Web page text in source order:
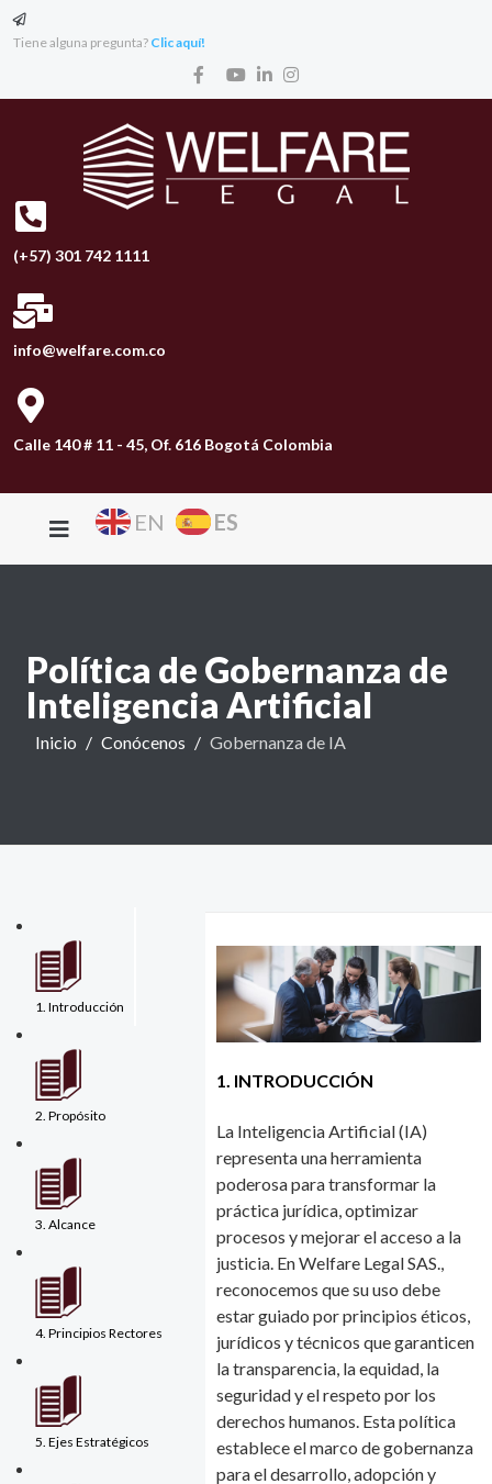
Tiene alguna pregunta? Clic aquí!
(+57) 301 742 1111
info@welfare.com.co
Calle 140 # 11 - 45, Of. 616 Bogotá Colombia
EN ES
Política de Gobernanza de
Inteligencia Artificial
Inicio Conócenos Gobernanza de IA
1. Introducción
2. Propósito
3. Alcance
4. Principios Rectores
5. Ejes Estratégicos
1. INTRODUCCIÓN
La Inteligencia Artificial (IA)
representa una herramienta
poderosa para transformar la
práctica jurídica, optimizar
procesos y mejorar el acceso a la
justicia. En Welfare Legal SAS.,
reconocemos que su uso debe
estar guiado por principios éticos,
jurídicos y técnicos que garanticen
la transparencia, la equidad, la
seguridad y el respeto por los
derechos humanos. Esta política
establece el marco de gobernanza
para el desarrollo, adopción y